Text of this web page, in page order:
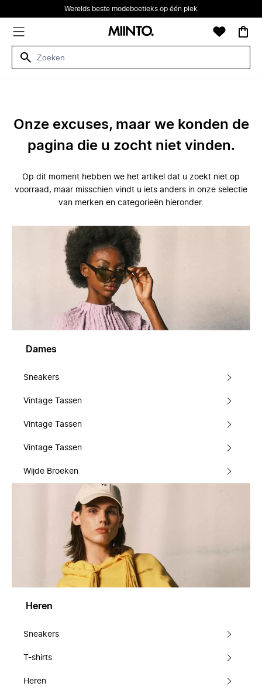
Werelds beste modeboetieks op één plek
Onze excuses, maar we konden de
pagina die u zocht niet vinden.
Op dit moment hebben we het artikel dat u zoekt niet op
voorraad, maar misschien vindt u iets anders in onze selectie
van merken en categorieën hieronder.
Dames
Sneakers
Vintage Tassen
Vintage Tassen
Vintage Tassen
Wijde Broeken
Heren
Sneakers
T-shirts
Heren